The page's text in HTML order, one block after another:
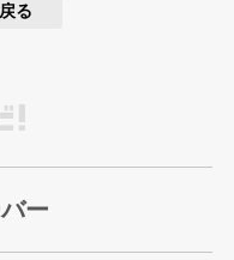
る
ー